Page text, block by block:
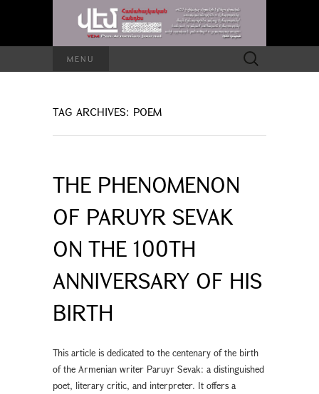
MENU
Search
for:
TAG ARCHIVES: POEM
THE PHENOMENON
OF PARUYR SEVAK
ON THE 100TH
ANNIVERSARY OF HIS
BIRTH
This article is dedicated to the centenary of the birth
of the Armenian writer Paruyr Sevak: a distinguished
poet, literary critic, and interpreter. It offers a